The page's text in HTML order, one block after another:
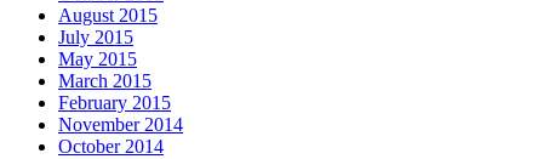
August 2015
July 2015
May 2015
March 2015
February 2015
November 2014
October 2014